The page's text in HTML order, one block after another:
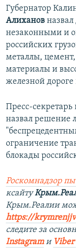
Губернатор
Алиханов
незаконными и
российских
металлы,
материалы и
железной дороге
Пресс-
назвал решение
ограничение
блокады
Роскомнадзор
ксайту
Крым.Реалии
https://
следите за
Instagramи Viber